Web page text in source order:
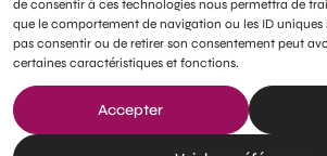
de consentir à ces technologies nous permettra de
que le comportement de navigation ou les ID uniques
pas consentir ou de retirer son consentement peut
certaines caractéristiques et fonctions.
Accepter
Douche Salle de bain Monte-
Tous droits réservés - DOMetVIE -
Mentions légales
Gestion des cookies